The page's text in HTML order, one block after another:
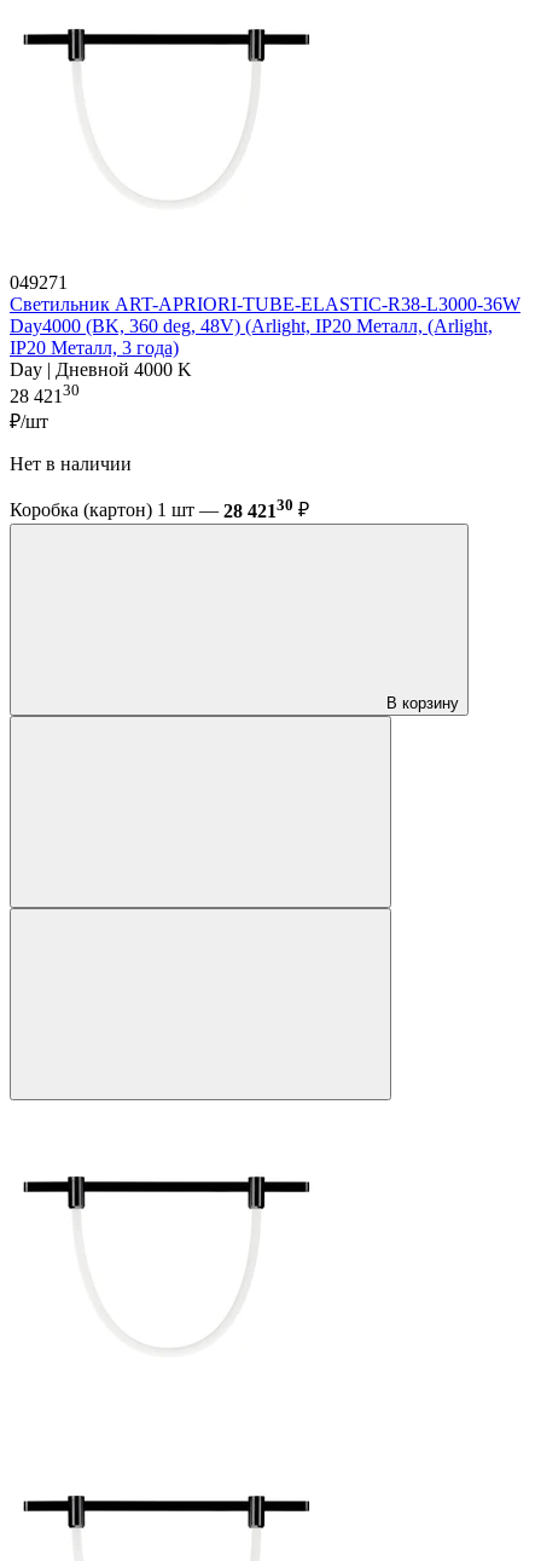
049271
Светильник ART-APRIORI-TUBE-ELASTIC-R38-L3000-36W
Day4000 (BK, 360 deg, 48V) (Arlight, IP20 Металл, (Arlight,
IP20 Металл, 3 года)
Day | Дневной 4000 K
28 421 30
₽/шт
Нет в наличии
Коробка (картон) 1 шт — 28 42130 ₽
В корзину